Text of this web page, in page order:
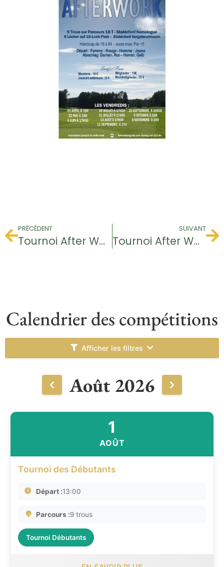
PRÉCÉDENT
Tournoi After Work
SUIVANT
Tournoi After Work
Calendrier des compétitions
Afficher les filtres
Août 2026
1
AOÛT
Tournoi des Débutants
Départ :13:00
Parcours :9 trous
Tournoi Débutants